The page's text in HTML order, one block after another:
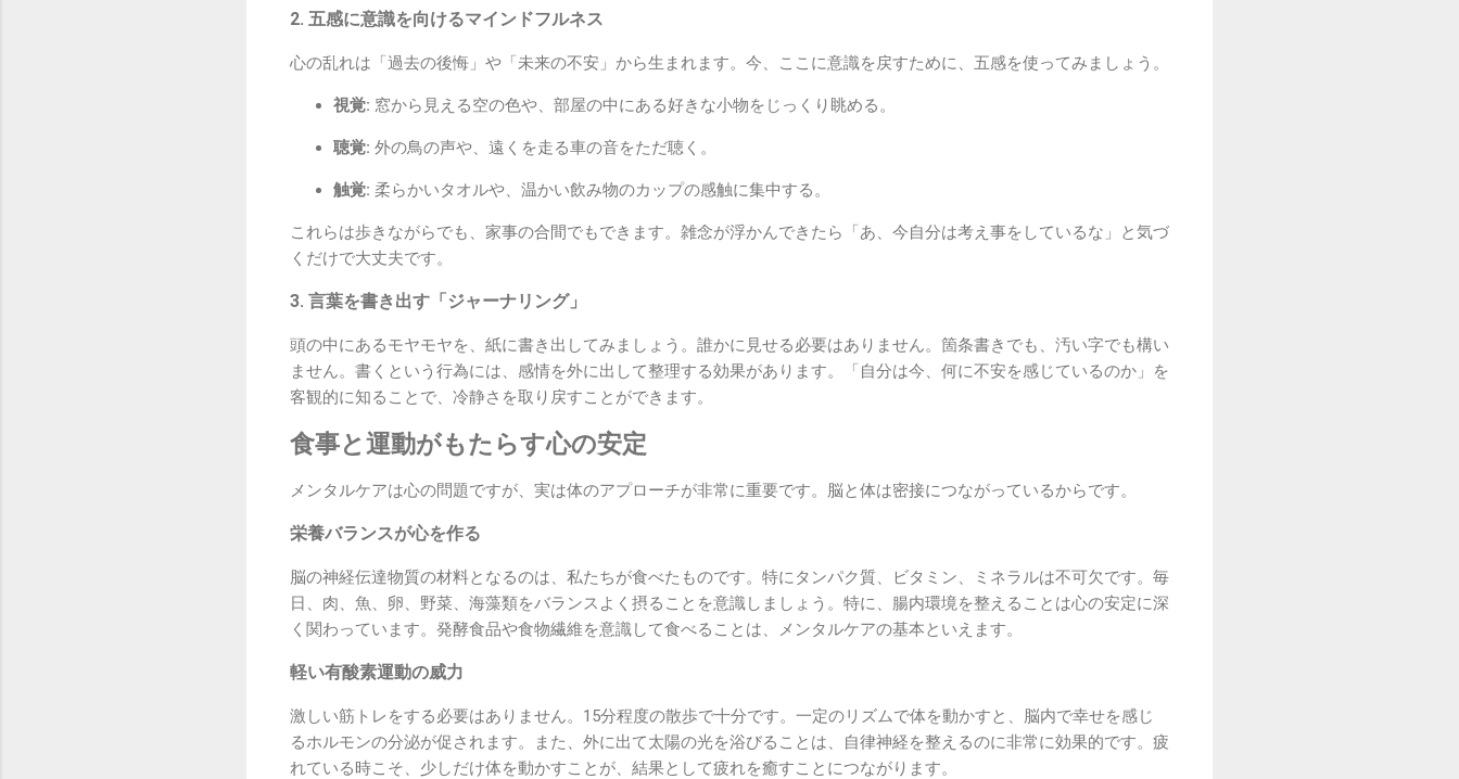
2. 五感に意識を向けるマインドフルネス
心の乱れは「過去の後悔」や「未来の不安」から生まれます。今、ここに意識を戻すために、五感を使ってみましょう。
視覚: 窓から見える空の色や、部屋の中にある好きな小物をじっくり眺める。
聴覚: 外の鳥の声や、遠くを走る車の音をただ聴く。
触覚: 柔らかいタオルや、温かい飲み物のカップの感触に集中する。
これらは歩きながらでも、家事の合間でもできます。雑念が浮かんできたら「あ、今自分は考え事をしているな」と気づ
くだけで大丈夫です。
3. 言葉を書き出す「ジャーナリング」
頭の中にあるモヤモヤを、紙に書き出してみましょう。誰かに見せる必要はありません。箇条書きでも、汚い字でも構い
ません。書くという行為には、感情を外に出して整理する効果があります。「自分は今、何に不安を感じているのか」を
客観的に知ることで、冷静さを取り戻すことができます。
食事と運動がもたらす心の安定
メンタルケアは心の問題ですが、実は体のアプローチが非常に重要です。脳と体は密接につながっているからです。
栄養バランスが心を作る
脳の神経伝達物質の材料となるのは、私たちが食べたものです。特にタンパク質、ビタミン、ミネラルは不可欠です。毎
日、肉、魚、卵、野菜、海藻類をバランスよく摂ることを意識しましょう。特に、腸内環境を整えることは心の安定に深
く関わっています。発酵食品や食物繊維を意識して食べることは、メンタルケアの基本といえます。
軽い有酸素運動の威力
激しい筋トレをする必要はありません。15分程度の散歩で十分です。一定のリズムで体を動かすと、脳内で幸せを感じ
るホルモンの分泌が促されます。また、外に出て太陽の光を浴びることは、自律神経を整えるのに非常に効果的です。疲
れている時こそ、少しだけ体を動かすことが、結果として疲れを癒すことにつながります。